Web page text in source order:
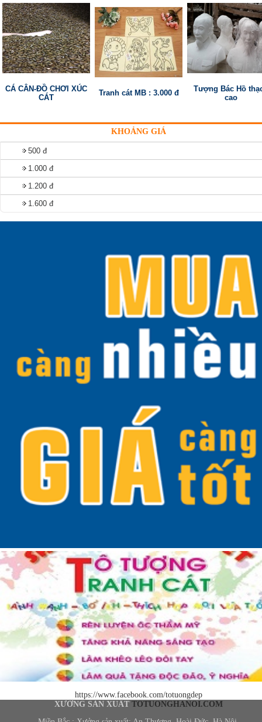
CÁ CÂN-ĐỒ CHƠI XÚC
CÁT
Tranh cát MB : 3.000 đ
Tượng Bác Hồ
cao
KHOẢNG GIÁ
500 đ
1.000 đ
1.200 đ
1.600 đ
https://www.facebook.com/totuongdep
XƯỞNG SẢN XUẤT TOTUONGHANOI.COM